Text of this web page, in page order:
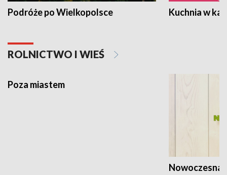
Podróże po Wielkopolsce Kuchnia w
ROLNICTWO I WIEŚ
Poza miastem
Nowoczesna